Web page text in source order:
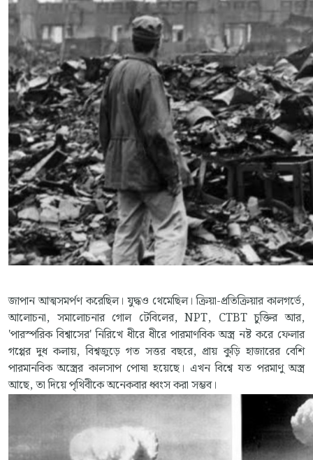
জাপান আত্মসমর্পণ করেছিল। যুদ্ধও থেমেছিল। ক্রিয়া-প্রতিক্রিয়ার কালগর্ভে,
আলোচনা, সমালোচনার গোল টেবিলের, NPT, CTBT চুক্তির আর,
'পারস্পরিক বিশ্বাসের' নিরিখে ধীরে ধীরে পারমাণবিক অস্ত্র নষ্ট করে ফেলার
গপ্পের দুধ কলায়, বিশ্বজুড়ে গত সত্তর বছরে, প্রায় কুড়ি হাজারের বেশি
পারমানবিক অস্ত্রের কালসাপ পোষা হয়েছে। এখন বিশ্বে যত পরমাণু অস্ত্র
আছে, তা দিয়ে পৃথিবীকে অনেকবার ধ্বংস করা সম্ভব।